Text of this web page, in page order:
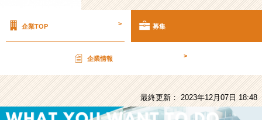
ー
ブ
採
人
企業TOP > 募集
企業情報 >
最終更新： 2023年12月07日 18:48